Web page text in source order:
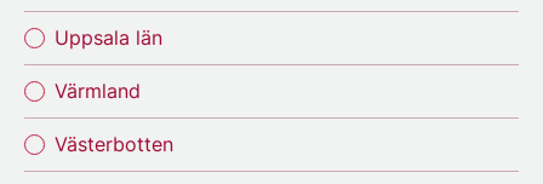
Uppsala län
Värmland
Västerbotten